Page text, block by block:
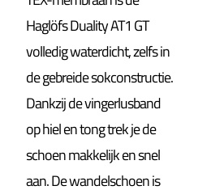
Haglöfs Duality AT1 GT
volledig waterdicht, zelfs in
de gebreide sokconstructie.
Dankzij de vingerlusband
op hiel en tong trek je de
schoen makkelijk en snel
aan. De wandelschoen is